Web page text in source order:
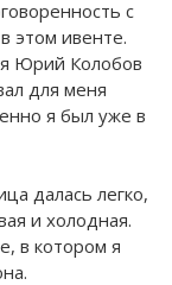
с
этом ивенте.
Юрий Колобов
для меня
я был уже в
далась легко,
и холодная.
в котором я